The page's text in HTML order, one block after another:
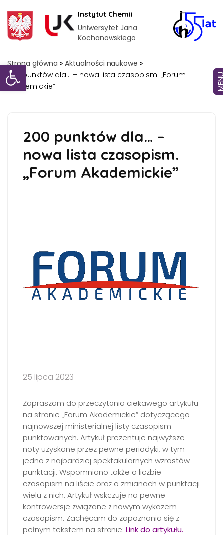
Otwórz pasek narzędzi
Instytut Chemii
Uniwersytet Jana
Kochanowskiego
Strona główna » Aktualności naukowe »
200 punktów dla… – nowa lista czasopism. „Forum
Akademickie”
200 punktów dla… –
nowa lista czasopism.
„Forum Akademickie”
25 lipca 2023
Zapraszam do przeczytania ciekawego artykułu
na stronie „Forum Akademickie” dotyczącego
najnowszej ministerialnej listy czasopism
punktowanych. Artykuł prezentuje najwyższe
noty uzyskane przez pewne periodyki, w tym
jedno z najbardziej spektakularnych wzrostów
punktacji. Wspomniano także o liczbie
czasopism na liście oraz o zmianach w punktacji
wielu z nich. Artykuł wskazuje na pewne
kontrowersje związane z nowym wykazem
czasopism. Zachęcam do zapoznania się z
pełnym tekstem na stronie: Link do artykułu.